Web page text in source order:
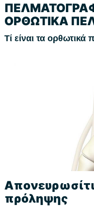
ΟΡΘΩΤΙΚΑ
Τί είναι τα ορθωτικά
πρόληψης